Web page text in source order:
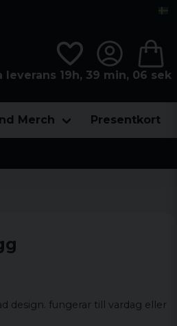
leverans 19h, 39 min, 05 sek
Merch Presentkort
design. fungerar till vardag eller